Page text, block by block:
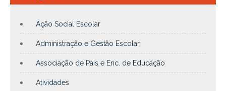
Ação Social Escolar
Administração e Gestão Escolar
Associação de Pais e Enc. de Educação
Atividades